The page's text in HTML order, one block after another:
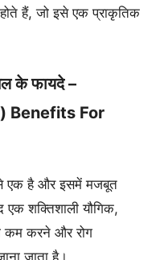
हैं, जो इसे एक प्राकृतिक
के फायदे –
Benefits For
से एक है और इसमें मजबूत
एक शक्तिशाली यौगिक,
करने और रोग